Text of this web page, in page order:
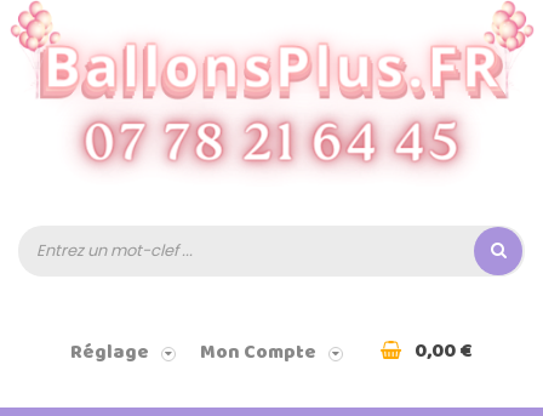
Réglage Mon Compte 0,00 €